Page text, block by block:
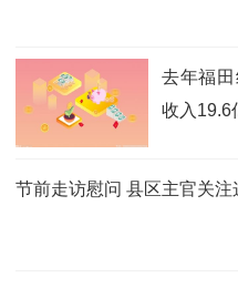
去年福
收入19.6
节前走访慰问 县区主官关注